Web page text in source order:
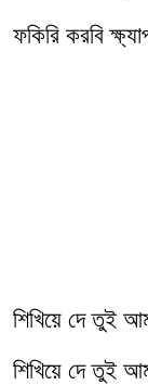
ফকিরি করবি
শিখিয়ে দে তুই
শিখিয়ে দে তুই